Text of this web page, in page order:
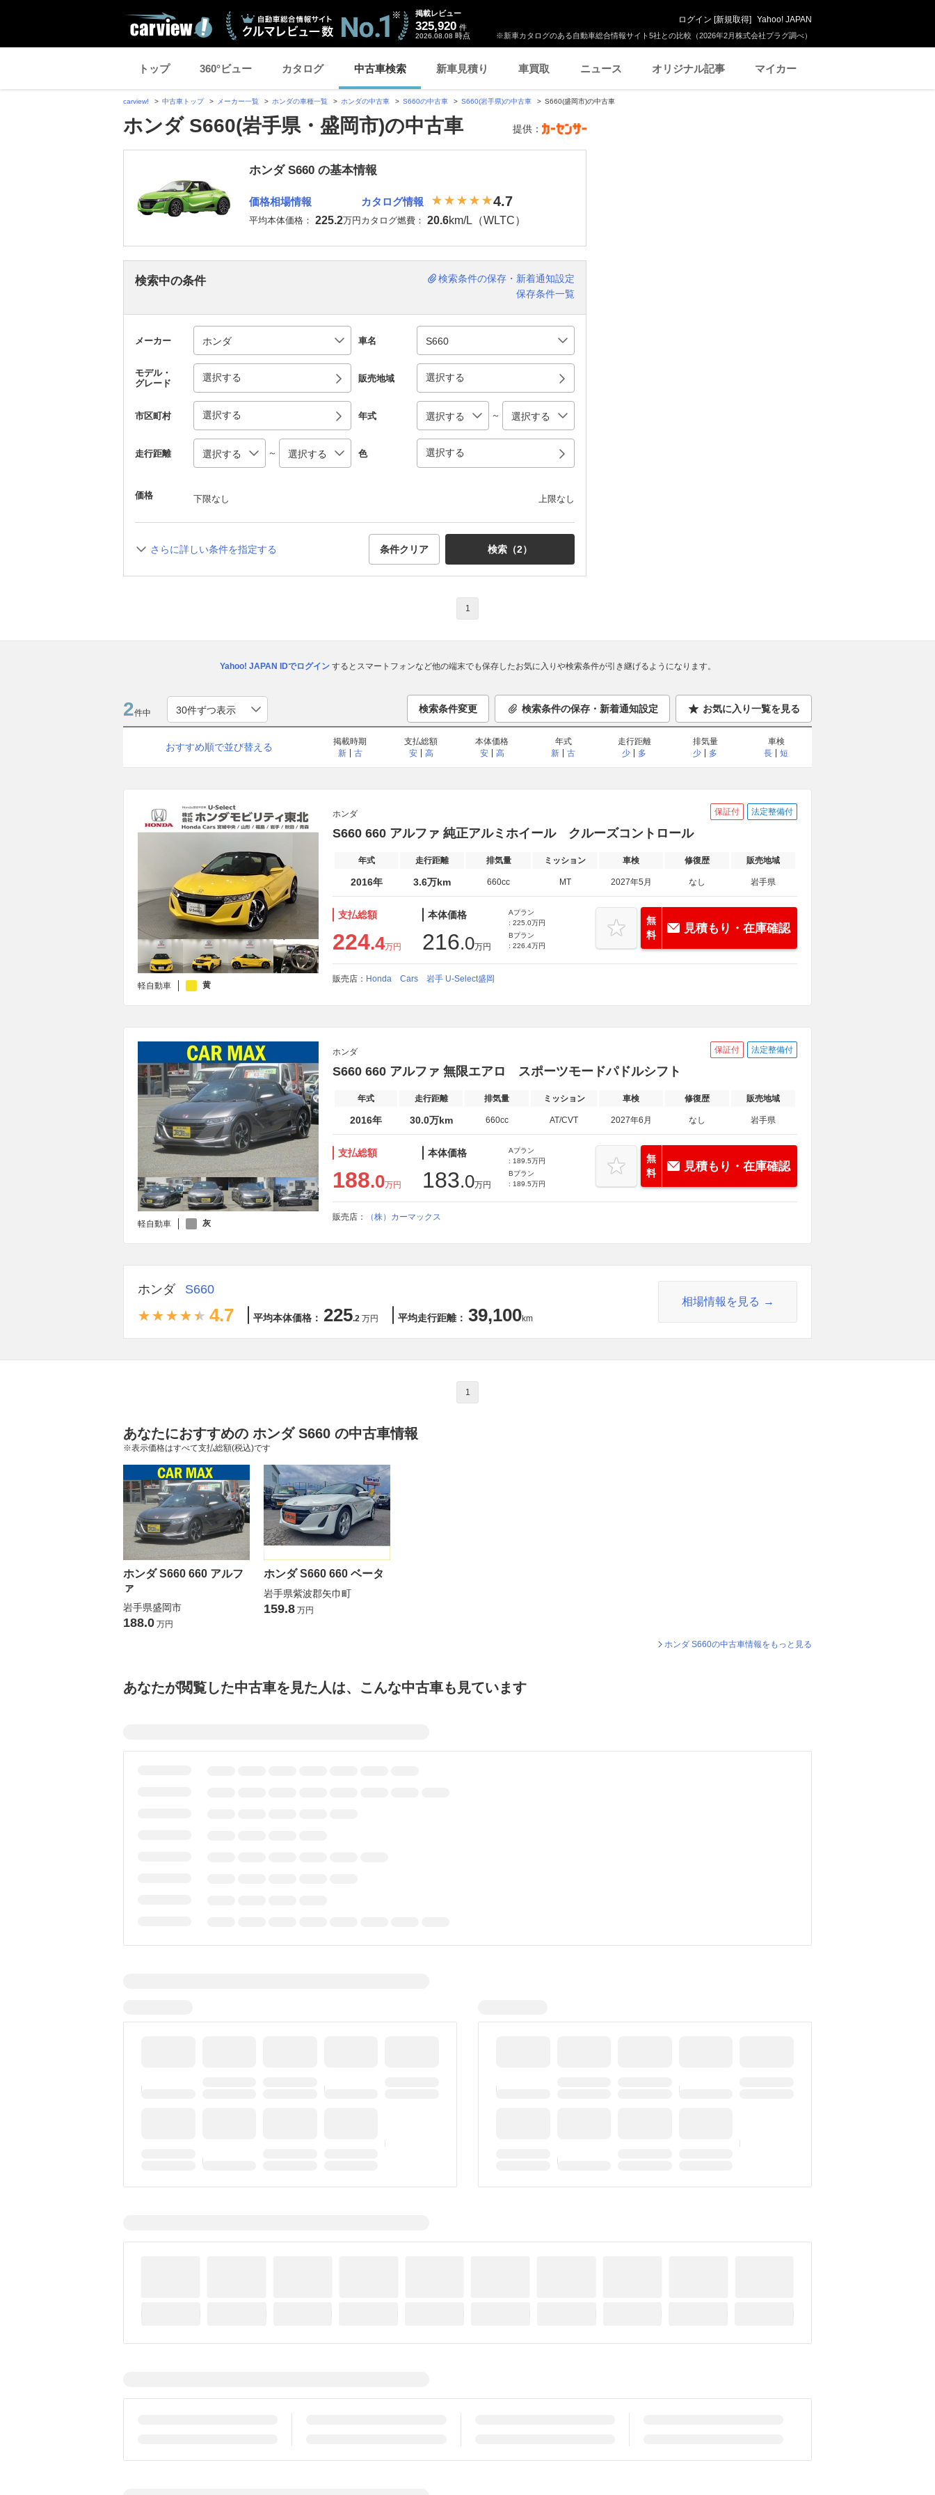
※新車カタログのある自動車総合情報サイト5社との比較（2026年2月株式会社プラグ調べ）
掲載レビュー
325,920 件
2026.08.08 時点
ログイン [新規取得] Yahoo! JAPAN
トップ 360°ビュー カタログ 中古車検索 新車見積り 車買取 ニュース オリジナル記事 マイカー
carview! 中古車トップ メーカー一覧 ホンダの車種一覧 ホンダの中古車 S660の中古車 S660(岩手県)の中古車 S660(盛岡市)の中古車
ホンダ S660(岩手県・盛岡市)の中古車 提供：
ホンダ S660 の基本情報
価格相場情報
平均本体価格： 225.2万円
カタログ情報 4.7
カタログ燃費： 20.6km/L（WLTC）
検索中の条件
検索条件の保存・新着通知設定
保存条件一覧
メーカー 車名
モデル・
グレード
選択する 販売地域 選択する
市区町村 選択する 年式 ～
走行距離 ～ 色 選択する
価格 下限なし 上限なし
さらに詳しい条件を指定する 条件クリア 検索（2）
1
Yahoo! JAPAN IDでログインするとスマートフォンなど他の端末でも保存したお気に入りや検索条件が引き継げるようになります。
2件中 検索条件変更 検索条件の保存・新着通知設定 お気に入り一覧を見る
おすすめ順で並び替える
掲載時期
新
古
支払総額
安
高
本体価格
安
高
年式
新
古
走行距離
少
多
排気量
少
多
車検
長
短
軽自動車 黄
ホンダ 保証付 法定整備付
S660 660 アルファ 純正アルミホイール クルーズコントロール
年式 走行距離 排気量 ミッション 車検 修復歴 販売地域
2016年 3.6万km 660cc MT 2027年5月 なし 岩手県
支払総額
224.4万円
本体価格
216.0万円
Aプラン
: 225.0万円
Bプラン
: 226.4万円
無
料
見積もり・在庫確認
販売店： Honda Cars 岩手 U-Select盛岡
軽自動車 灰
ホンダ 保証付 法定整備付
S660 660 アルファ 無限エアロ スポーツモードパドルシフト
年式 走行距離 排気量 ミッション 車検 修復歴 販売地域
2016年 30.0万km 660cc AT/CVT 2027年6月 なし 岩手県
支払総額
188.0万円
本体価格
183.0万円
Aプラン
: 189.5万円
Bプラン
: 189.5万円
無
料
見積もり・在庫確認
販売店： （株）カーマックス
ホンダ S660
4.7 平均本体価格： 225.2 万円 平均走行距離： 39,100km
相場情報を見る
1
あなたにおすすめの ホンダ S660 の中古車情報
※表示価格はすべて支払総額(税込)です
ホンダ S660 660 アルフ
ァ
岩手県盛岡市
188.0 万円
ホンダ S660 660 ベータ
岩手県紫波郡矢巾町
159.8 万円
ホンダ S660の中古車情報をもっと見る
あなたが閲覧した中古車を見た人は、こんな中古車も見ています